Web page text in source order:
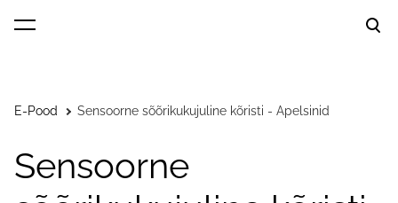
lisati ostukorvi.
E-Pood Sensoorne sõõrikukujuline kõristi - Apelsinid
Sensoorne